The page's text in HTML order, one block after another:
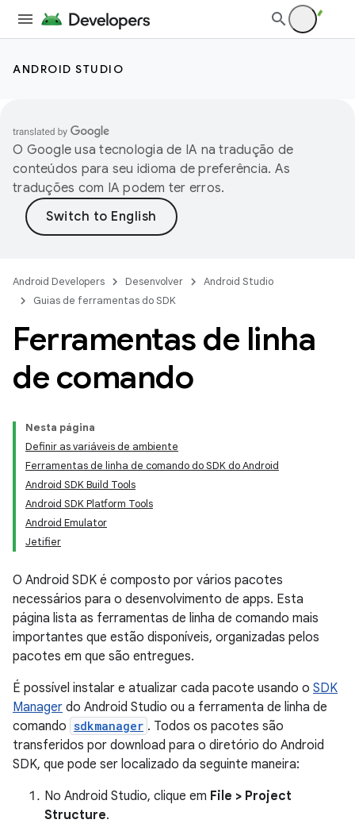
ANDROID STUDIO
O Google usa tecnologia de IA na tradução de
conteúdos para seu idioma de preferência. As
traduções com IA podem ter erros.
Android Developers Desenvolver
Android Studio
Guias de ferramentas do SDK
Ferramentas de linha
de comando
Nesta página
Definir as variáveis de ambiente
Ferramentas de linha de comando do SDK do Android
Android SDK Build Tools
Android SDK Platform Tools
Android Emulator
Jetifier
O Android SDK é composto por vários pacotes
necessários para o desenvolvimento de apps. Esta
página lista as ferramentas de linha de comando mais
importantes que estão disponíveis, organizadas pelos
pacotes em que são entregues.
É possível instalar e atualizar cada pacote usando o SDK
Manager do Android Studio ou a ferramenta de linha de
comando sdkmanager . Todos os pacotes são
transferidos por download para o diretório do Android
SDK, que pode ser localizado da seguinte maneira:
No Android Studio, clique em File > Project
Structure.